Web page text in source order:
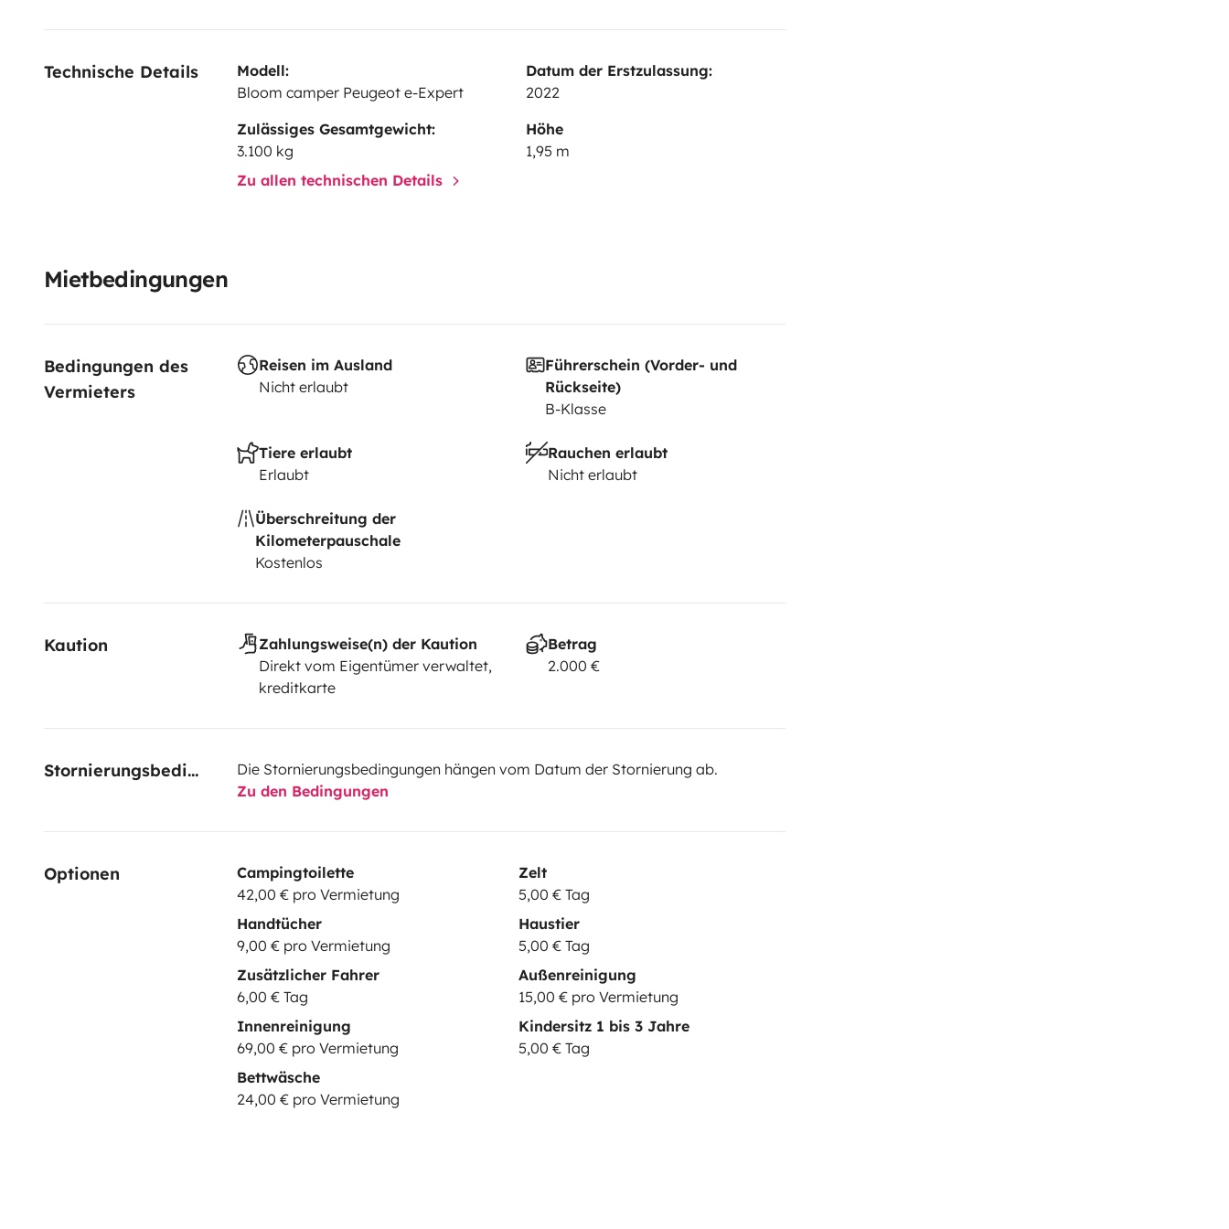
Technische Details
Modell:
Bloom camper Peugeot e-Expert
Datum der Erstzulassung:
2022
Zulässiges Gesamtgewicht:
3.100 kg
Höhe
1,95 m
Zu allen technischen Details
Mietbedingungen
Bedingungen des
Vermieters
Reisen im Ausland
Nicht erlaubt
Führerschein (Vorder- und
Rückseite)
B-Klasse
Tiere erlaubt
Erlaubt
Rauchen erlaubt
Nicht erlaubt
Überschreitung der
Kilometerpauschale
Kostenlos
Kaution
Zahlungsweise(n) der Kaution
Direkt vom Eigentümer verwaltet,
kreditkarte
Betrag
2.000 €
Stornierungsbedingungen
Die Stornierungsbedingungen hängen vom Datum der Stornierung ab.
Zu den Bedingungen
Optionen
Campingtoilette
42,00 € pro Vermietung
Zelt
5,00 € Tag
Handtücher
9,00 € pro Vermietung
Haustier
5,00 € Tag
Zusätzlicher Fahrer
6,00 € Tag
Außenreinigung
15,00 € pro Vermietung
Innenreinigung
69,00 € pro Vermietung
Kindersitz 1 bis 3 Jahre
5,00 € Tag
Bettwäsche
24,00 € pro Vermietung